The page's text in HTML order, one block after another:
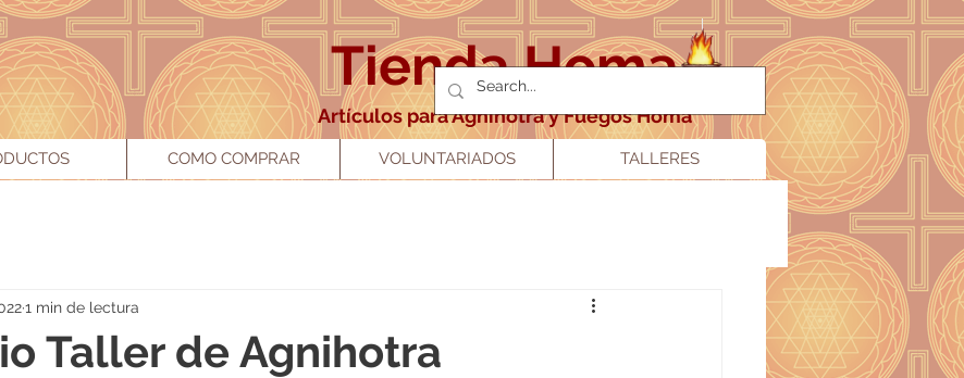
Tienda Homa
Artículos para Agnihotra y Fuegos Homa
COMO COMPRAR VOLUNTARIADOS TALLERES
Taller de Agnihotra
1 min de lectura